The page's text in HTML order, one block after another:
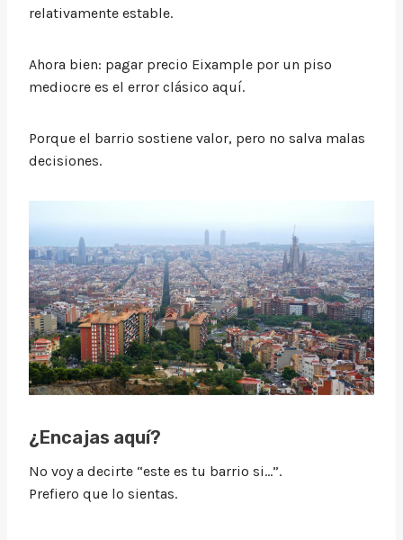
relativamente estable.
Ahora bien: pagar precio Eixample por un piso
mediocre es el error clásico aquí.
Porque el barrio sostiene valor, pero no salva malas
decisiones.
¿Encajas aquí?
No voy a decirte “este es tu barrio si…”.
Prefiero que lo sientas.